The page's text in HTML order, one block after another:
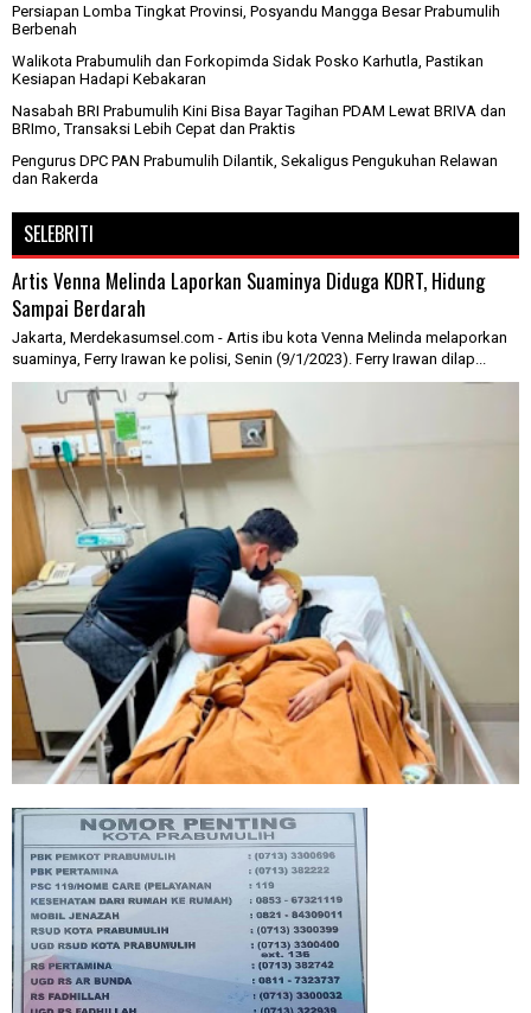
Persiapan Lomba Tingkat Provinsi, Posyandu Mangga Besar Prabumulih
Berbenah
Walikota Prabumulih dan Forkopimda Sidak Posko Karhutla, Pastikan
Kesiapan Hadapi Kebakaran
Nasabah BRI Prabumulih Kini Bisa Bayar Tagihan PDAM Lewat BRIVA dan
BRImo, Transaksi Lebih Cepat dan Praktis
Pengurus DPC PAN Prabumulih Dilantik, Sekaligus Pengukuhan Relawan
dan Rakerda
SELEBRITI
Artis Venna Melinda Laporkan Suaminya Diduga KDRT, Hidung
Sampai Berdarah
Jakarta, Merdekasumsel.com - Artis ibu kota Venna Melinda melaporkan
suaminya, Ferry Irawan ke polisi, Senin (9/1/2023). Ferry Irawan dilap...